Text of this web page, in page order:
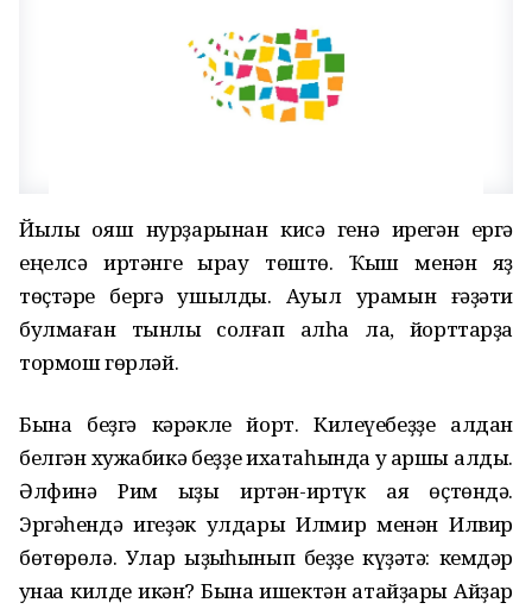
Йылы ҡояш нурҙарынан кисә генә ирегән ергә
еңелсә иртәнге ҡырау төштө. Ҡыш менән яҙ
төҫтәре бергә ҡушылды. Ауыл урамын ғәҙәти
булмаған тынлыҡ солғап алһа ла, йорттарҙа
тормош гөрләй.
Бына беҙгә кәрәкле йорт. Килеүебеҙҙе алдан
белгән хужабикә беҙҙе ихатаһында уҡ ҡаршы алды.
Әлфинә Рим ҡыҙы иртән-иртүк аяҡ өҫтөндә.
Эргәһендә игеҙәк улдары Илмир менән Илвир
бөтөрөлә. Улар ҡыҙыҡһынып беҙҙе күҙәтә: кемдәр
ҡунаҡҡа килде икән? Бына ишектән атайҙары Айҙар